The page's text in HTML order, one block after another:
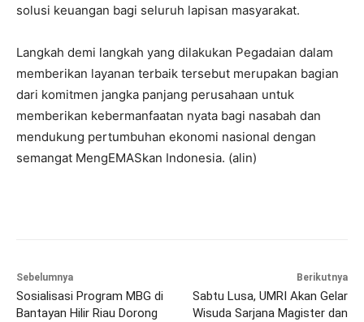
solusi keuangan bagi seluruh lapisan masyarakat.
Langkah demi langkah yang dilakukan Pegadaian dalam
memberikan layanan terbaik tersebut merupakan bagian
dari komitmen jangka panjang perusahaan untuk
memberikan kebermanfaatan nyata bagi nasabah dan
mendukung pertumbuhan ekonomi nasional dengan
semangat MengEMASkan Indonesia. (alin)
Sebelumnya
Sosialisasi Program MBG di
Bantayan Hilir Riau Dorong
Berikutnya
Sabtu Lusa, UMRI Akan Gelar
Wisuda Sarjana Magister dan